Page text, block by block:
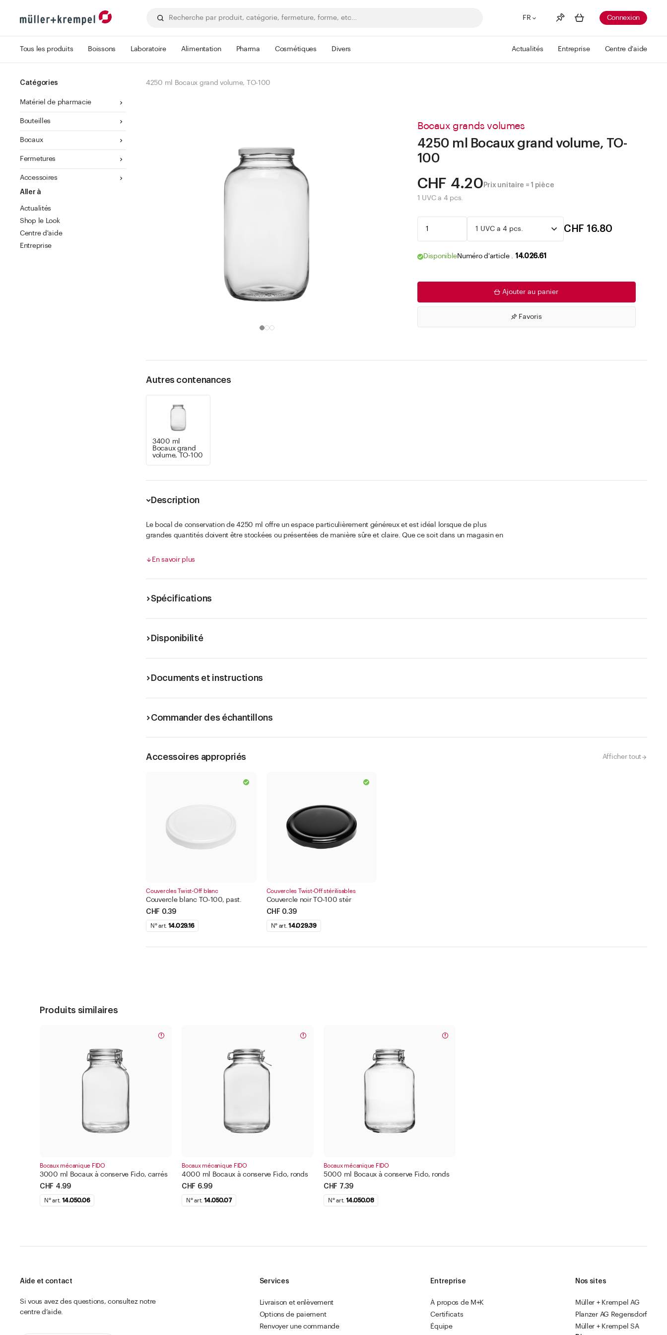
FR
Liste de souhaits Voir plus
Accéder aux listes de souhaits
Connexion
Tous les produits Boissons Laboratoire Alimentation Pharma Cosmétiques Divers Actualités Entreprise Centre d'aide
Catégories
Matériel de pharmacie
Bouteilles
Bocaux
Fermetures
Accessoires
Aller à
Actualités
Shop le Look
Centre d'aide
Entreprise
4250 ml Bocaux grand volume, TO-100
Bocaux grands volumes
4250 ml Bocaux grand volume, TO-
100
CHF 4.20 Prix unitaire = 1 pièce
1 UVC a 4 pcs.
CHF 16.80
DisponibleNuméro d'article . 14.026.61
Ajouter au panier
Favoris
Autres contenances
3400 ml
Bocaux grand
volume, TO-100
Description
Le bocal de conservation de 4250 ml offre un espace particulièrement généreux et est idéal lorsque de plus
grandes quantités doivent être stockées ou présentées de manière sûre et claire. Que ce soit dans un magasin en
secs, ingrédients de pâtisserie, confiseries ou préparations maison.
Grâce à son grand volume, les produits peuvent être facilement triés et présentés de façon attrayante. Le verre
est livrésans couvercle– celui-ci doit être commandé séparément.
En savoir plus
Spécifications
Disponibilité
Documents et instructions
Commander des échantillons
Accessoires appropriés Afficher tout
Couvercles Twist-Off blanc
Couvercle blanc TO-100, past.
CHF 0.39
N° art. 14.029.16
Couvercles Twist-Off stérilisables
Couvercle noir TO-100 stér
CHF 0.39
N° art.14.029.39
Produits similaires
Bocaux mécanique FIDO
3000 ml Bocaux à conserve Fido, carrés
CHF 4.99
N° art. 14.050.06
Bocaux mécanique FIDO
4000 ml Bocaux à conserve Fido, ronds
CHF 6.99
N° art. 14.050.07
Bocaux mécanique FIDO
5000 ml Bocaux à conserve Fido, ronds
CHF 7.39
N° art. 14.050.08
Aide et contact
Si vous avez des questions, consultez notre
centre d’aide.
Services
Livraison et enlèvement
Options de paiement
Renvoyer une commande
Entreprise
À propos de M+K
Certificats
Équipe
Nos sites
Müller + Krempel AG
Planzer AG Regensdorf
Müller + Krempel SA